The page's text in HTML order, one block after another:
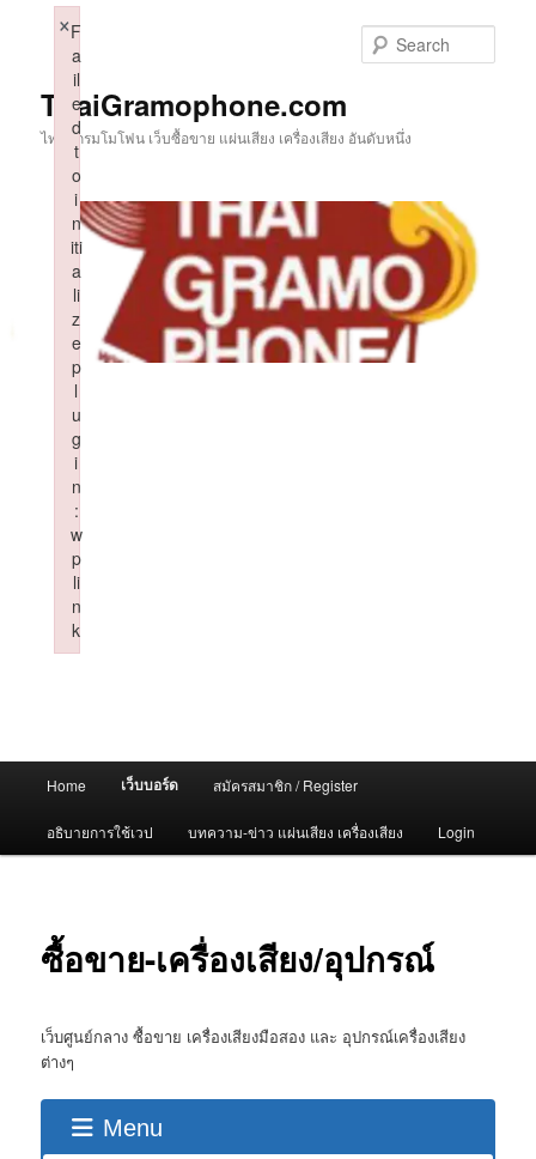
ThaiGramophone.com
ไทยแกรมโมโฟน เว็บซื้อขาย แผ่นเสียง เครื่องเสียง อันดับหนึ่ง
Home เว็บบอร์ด สมัครสมาชิก / Register
อธิบายการใช้เวป บทความ-ข่าว แผ่นเสียง เครื่องเสียง Login
ซื้อขาย-เครื่องเสียง/อุปกรณ์
เว็บศูนย์กลาง ซื้อขาย เครื่องเสียงมือสอง และ อุปกรณ์เครื่องเสียง
ต่างๆ
Menu
F
a
il
e
d
t
o
i
n
iti
a
li
z
e
p
l
u
g
i
n
:
w
p
li
n
k
×
Failed to initialize plugin: wplink